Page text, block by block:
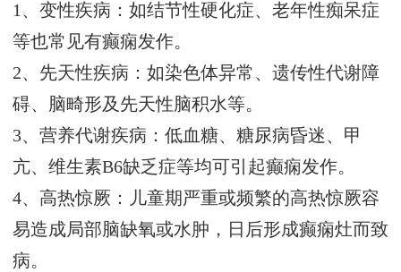
1、变性疾病：如结节性硬化症、老年性痴呆症
等也常见有癫痫发作。
2、先天性疾病：如染色体异常、遗传性代谢障
碍、脑畸形及先天性脑积水等。
3、营养代谢疾病：低血糖、糖尿病昏迷、甲
亢、维生素B6缺乏症等均可引起癫痫发作。
4、高热惊厥：儿童期严重或频繁的高热惊厥容
易造成局部脑缺氧或水肿，日后形成癫痫灶而致
病。